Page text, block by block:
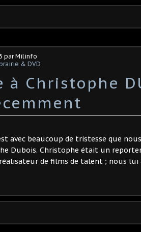
par Milinfo
& DVD
à Christophe
avec beaucoup de tristesse que
Dubois. Christophe était un
de films de talent ; nous